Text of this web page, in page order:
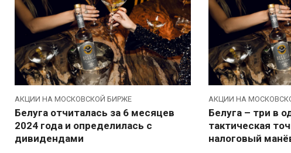
АКЦИИ НА МОСКОВСКОЙ БИРЖЕ
Белуга отчиталась за 6 месяцев
2024 года и определилась с
дивидендами
АКЦИИ НА
Белуга – три в
тактическая
налоговый